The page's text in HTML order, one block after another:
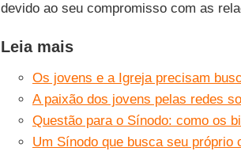
devido ao seu compromisso com as
Leia mais
Os jovens e a Igreja precisam
A paixão dos jovens pelas redes
Questão para o Sínodo: como os
Um Sínodo que busca seu próprio